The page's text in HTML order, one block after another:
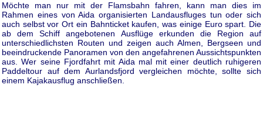
Möchte man nur mit der Flamsbahn fahren, kann man dies im
Rahmen eines von Aida organisierten Landausfluges tun oder sich
auch selbst vor Ort ein Bahnticket kaufen, was einige Euro spart. Die
ab dem Schiff angebotenen Ausflüge erkunden die Region auf
unterschiedlichsten Routen und zeigen auch Almen, Bergseen und
beeindruckende Panoramen von den angefahrenen Aussichtspunkten
aus. Wer seine Fjordfahrt mit Aida mal mit einer deutlich ruhigeren
Paddeltour auf dem Aurlandsfjord vergleichen möchte, sollte sich
einem Kajakausflug anschließen.